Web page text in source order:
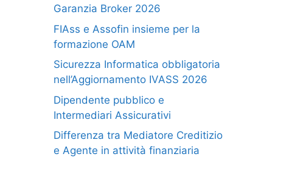
Garanzia Broker 2026
FIAss e Assofin insieme per la
formazione OAM
Sicurezza Informatica obbligatoria
nell’Aggiornamento IVASS 2026
Dipendente pubblico e
Intermediari Assicurativi
Differenza tra Mediatore Creditizio
e Agente in attività finanziaria